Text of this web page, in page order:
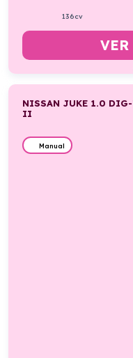
136cv
VER
NISSAN JUKE 1.0
II
Manual